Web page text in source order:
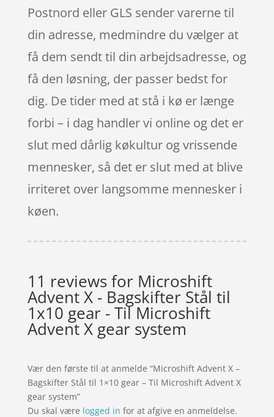
Postnord eller GLS sender varerne til
din adresse, medmindre du vælger at
få dem sendt til din arbejdsadresse, og
få den løsning, der passer bedst for
dig. De tider med at stå i kø er længe
forbi – i dag handler vi online og det er
slut med dårlig køkultur og vrissende
mennesker, så det er slut med at blive
irriteret over langsomme mennesker i
køen.
11 reviews for Microshift
Advent X - Bagskifter Stål til
1x10 gear - Til Microshift
Advent X gear system
Vær den første til at anmelde “Microshift Advent X –
Bagskifter Stål til 1×10 gear – Til Microshift Advent X
gear system”
Du skal være logged in for at afgive en anmeldelse.